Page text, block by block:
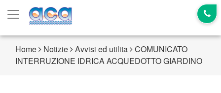
Home Notizie Avvisi ed utilita
COMUNICATO
INTERRUZIONE IDRICA ACQUEDOTTO GIARDINO